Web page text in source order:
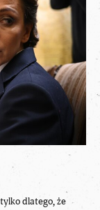
dlatego, że